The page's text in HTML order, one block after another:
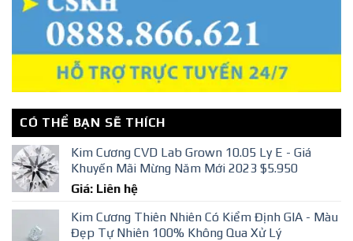
CÓ THỂ BẠN SẼ THÍCH
Kim Cương CVD Lab Grown 10.05 Ly E - Giá
Khuyến Mãi Mừng Năm Mới 2023 $5.950
Giá: Liên hệ
Kim Cương Thiên Nhiên Có Kiểm Định GIA - Màu
Đẹp Tự Nhiên 100% Không Qua Xử Lý